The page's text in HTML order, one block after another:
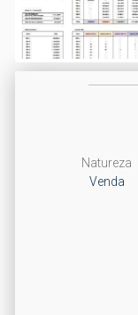
Natureza
Venda